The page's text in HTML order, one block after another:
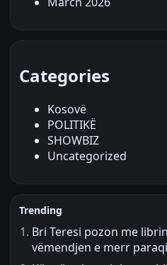
Categories
Kosovë
POLITIKË
SHOWBIZ
Uncategorized
Trending
Bri Teresi pozon me
vëmendjen e merr